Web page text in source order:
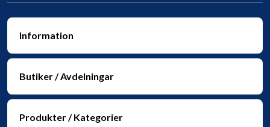
Information
Butiker / Avdelningar
Produkter / Kategorier